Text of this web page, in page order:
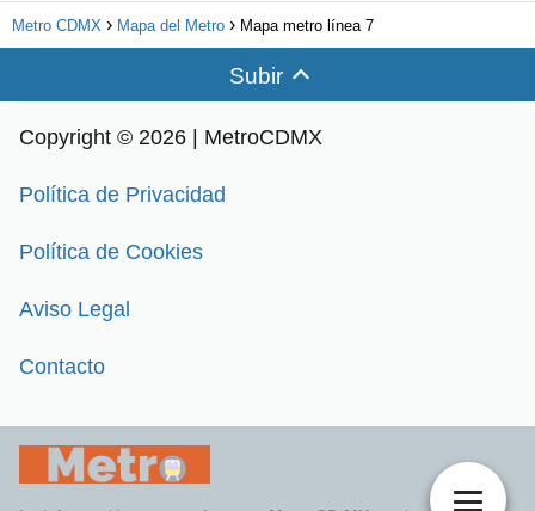
Metro CDMX Mapa del Metro Mapa metro línea 7
Subir
Copyright © 2026 | MetroCDMX
Política de Privacidad
Política de Cookies
Aviso Legal
Contacto